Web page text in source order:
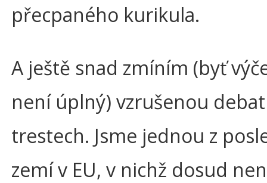
přecpaného kurikula.
A ještě snad zmíním (byť
není úplný) vzrušenou
trestech. Jsme jednou z
zemí v EU, v nichž dosud